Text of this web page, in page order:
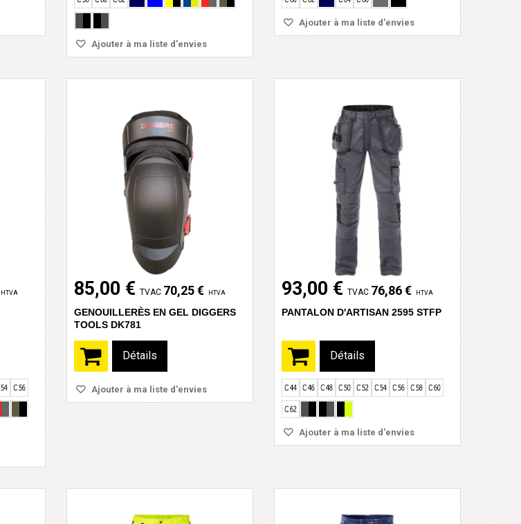
Ajouter à ma liste d'envies
Ajouter à ma liste d'envies
HTVA 85,00 € TVAC 70,25 € HTVA
GENOUILLERÈS EN GEL DIGGERS
TOOLS DK781
Détails
Ajouter à ma liste d'envies
93,00 € TVAC 76,86 € HTVA
PANTALON D'ARTISAN 2595 STFP
Détails
Ajouter à ma liste d'envies